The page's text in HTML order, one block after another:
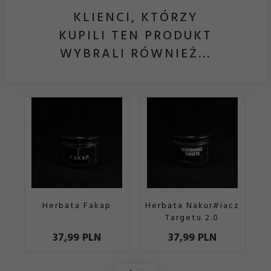
KLIENCI, KTÓRZY
KUPILI TEN PRODUKT
WYBRALI RÓWNIEŻ...
Herbata Fakap
37,99 PLN
Herbata Nakur#iacz
Targetu 2.0
37,99 PLN